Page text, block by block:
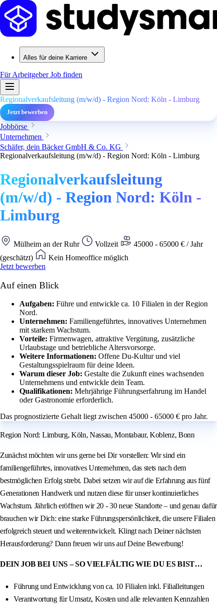
Alles für deine Karriere
Für ArbeitgeberJob finden
Regionalverkaufsleitung (m/w/d) - Region Nord: Köln - Limburg
Jetzt bewerben
Jobbörse
Unternehmen
Schäfer, dein Bäcker GmbH & Co. KG
Regionalverkaufsleitung (m/w/d) - Region Nord: Köln - Limburg
Regionalverkaufsleitung
(m/w/d) - Region Nord: Köln -
Limburg
Mülheim an der Ruhr Vollzeit
45000 - 65000 € / Jahr
(geschätzt)
Kein Homeoffice möglich
Jetzt bewerben
Auf einen Blick
Aufgaben: Führe und entwickle ca. 10 Filialen in der Region
Nord.
Unternehmen: Familiengeführtes, innovatives Unternehmen
mit starkem Wachstum.
Vorteile: Firmenwagen, attraktive Vergütung, zusätzliche
Urlaubstage und betriebliche Altersvorsorge.
Weitere Informationen: Offene Du-Kultur und viel
Gestaltungsspielraum für deine Ideen.
Warum dieser Job: Gestalte die Zukunft eines wachsenden
Unternehmens und entwickle dein Team.
Qualifikationen: Mehrjährige Führungserfahrung im Handel
oder Gastronomie erforderlich.
Das prognostizierte Gehalt liegt zwischen 45000 - 65000 € pro Jahr.
Region Nord: Limburg, Köln, Nassau, Montabaur, Koblenz, Bonn
Zunächst möchten wir uns gerne bei Dir vorstellen: Wir sind ein
familiengeführtes, innovatives Unternehmen, das stets nach dem
bestmöglichen Erfolg strebt. Dabei setzen wir auf die Erfahrung aus fünf
Generationen Handwerk und nutzen diese für unser kontinuierliches
Wachstum. Jährlich eröffnen wir 20 - 30 neue Standorte – und genau dafür
brauchen wir Dich: eine starke Führungspersönlichkeit, die unsere Filialen
erfolgreich steuert und weiterentwickelt. Klingt nach Deiner nächsten
Herausforderung? Dann freuen wir uns auf Deine Bewerbung!
DEIN JOB BEI UNS – SO VIELFÄLTIG WIE DU ES BIST…
Führung und Entwicklung von ca. 10 Filialen inkl. Filialleitungen
Verantwortung für Umsatz, Kosten und alle relevanten Kennzahlen